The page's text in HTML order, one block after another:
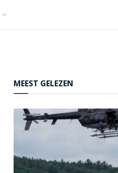
MEEST GELEZEN